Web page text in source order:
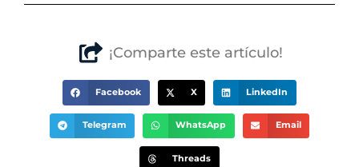
¡Comparte este artículo!
Facebook X LinkedIn
Telegram WhatsApp Email
Threads